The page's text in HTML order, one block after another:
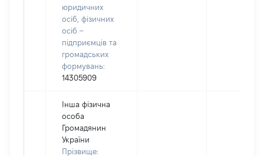
юридичних
осіб, фізичних
осіб –
підприємців та
громадських
формувань:
14305909
Інша фізична
особа
Громадянин
України
Прізвище: